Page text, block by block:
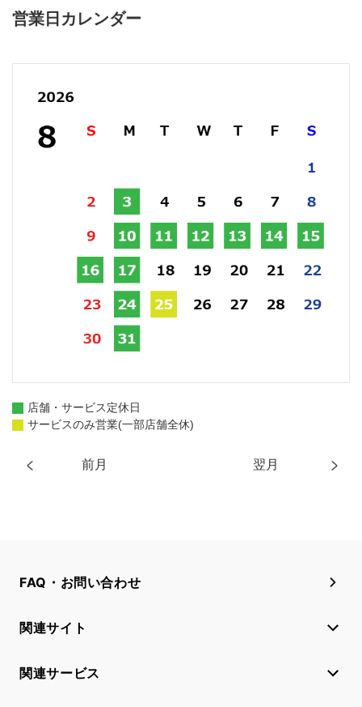
営業日カレンダー
前月 翌月
店舗・サービス定休日
サービスのみ営業(一部店舗全休)
FAQ・お問い合わせ
関連サイト
関連サービス